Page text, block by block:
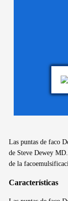
Las puntas de faco
de Steve Dewey MD.
de la
Características